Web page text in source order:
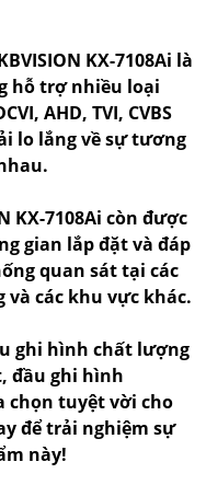
KX-7108Ai là
hỗ trợ nhiều loại
AHD, TVI, CVBS
lo lắng về sự tương
KX-7108Ai còn được
gian lắp đặt và đáp
quan sát tại các
các khu vực khác.
ghi hình chất lượng
đầu ghi hình
chọn tuyệt vời cho
để trải nghiệm sự
này!